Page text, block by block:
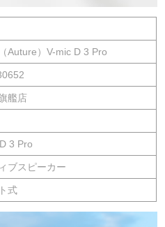
Auture）V-mic D 3 Pro
艦店
3 Pro
ブスピーカー
式